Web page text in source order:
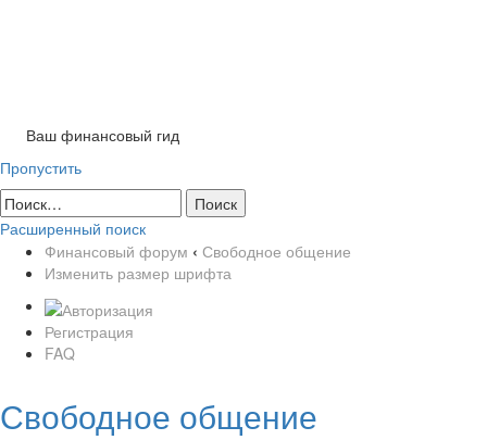
Ваш финансовый гид
Пропустить
Расширенный поиск
Финансовый форум ‹ Свободное общение
Изменить размер шрифта
Регистрация
FAQ
Свободное общение